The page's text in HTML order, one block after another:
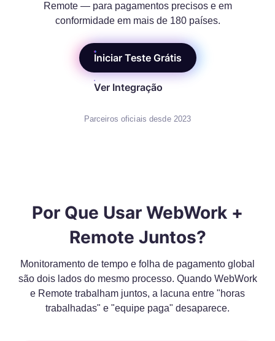
Remote — para pagamentos precisos e em
conformidade em mais de 180 países.
Iniciar Teste Grátis
Ver Integração
Parceiros oficiais desde 2023
Por Que Usar WebWork +
Remote Juntos?
Monitoramento de tempo e folha de pagamento global
são dois lados do mesmo processo. Quando WebWork
e Remote trabalham juntos, a lacuna entre "horas
trabalhadas" e "equipe paga" desaparece.